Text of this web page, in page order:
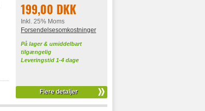
199,00 DKK
Inkl. 25% Moms
Forsendelsesomkostninger
På lager & umiddelbart
tilgængelig
Leveringstid 1-4 dage
Flere detaljer